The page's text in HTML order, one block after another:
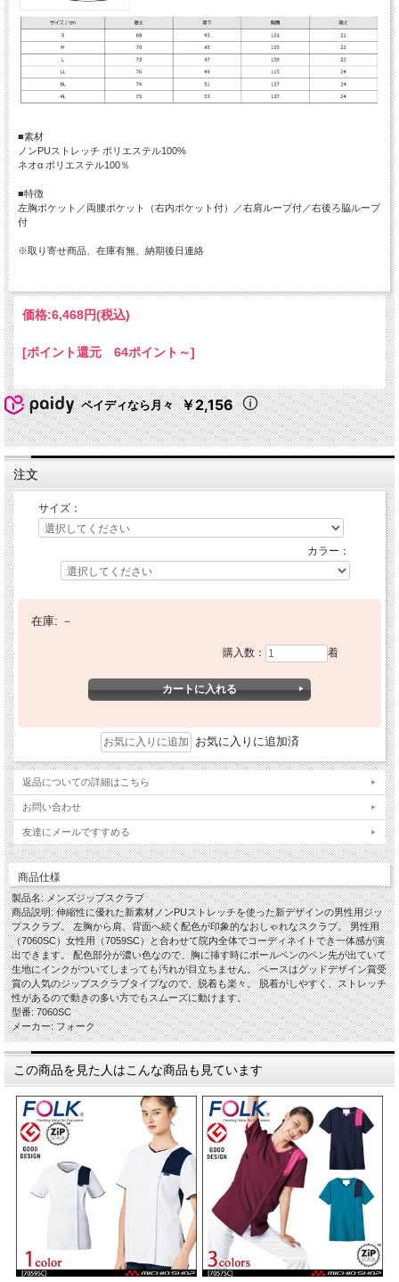
■素材
ノンPUストレッチ ポリエステル100%
ネオα ポリエステル100％
■特徴
左胸ポケット／両腰ポケット（右内ポケット付）／右肩ループ付／右後ろ脇ループ
付
※取り寄せ商品、在庫有無、納期後日連絡
価格:6,468円(税込)
[ポイント還元 64ポイント～]
ペイディなら月々 ￥2,156
注文
サイズ：
カラー：
在庫: －
購入数： 着
お気に入りに追加済
返品についての詳細はこちら
お問い合わせ
友達にメールですすめる
商品仕様
製品名: メンズジップスクラブ
商品説明: 伸縮性に優れた新素材ノンPUストレッチを使った新デザインの男性用ジッ
プスクラブ。 左胸から肩、背面へ続く配色が印象的なおしゃれなスクラブ。 男性用
（7060SC）女性用（7059SC）と合わせて院内全体でコーディネイトでき一体感が演
出できます。 配色部分が濃い色なので、胸に挿す時にボールペンのペン先が出ていて
生地にインクがついてしまっても汚れが目立ちません。 ベースはグッドデザイン賞受
賞の人気のジップスクラブタイプなので、脱着も楽々。 脱着がしやすく、ストレッチ
性があるので動きの多い方でもスムーズに動けます。
型番: 7060SC
メーカー: フォーク
この商品を見た人はこんな商品も見ています